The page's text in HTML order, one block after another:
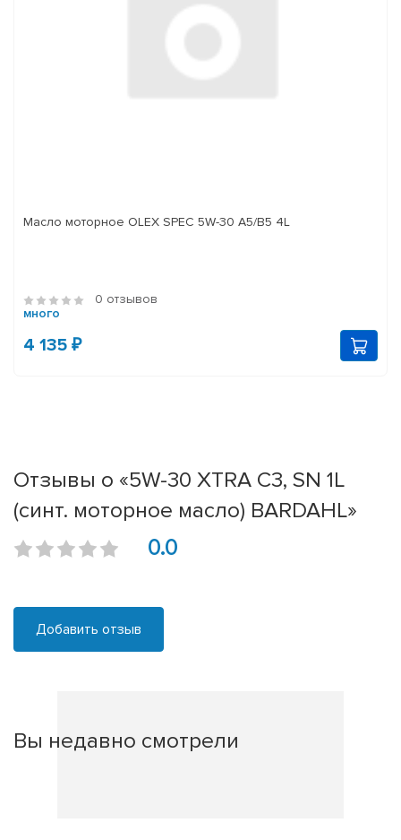
Масло моторное OLEX SPEC 5W-30 A5/B5 4L
0 отзывов
много
4 135 ₽
Отзывы о «5W-30 XTRA C3, SN 1L
(синт. моторное масло) BARDAHL»
0.0
Добавить отзыв
Вы недавно смотрели